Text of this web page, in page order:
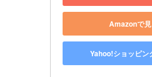
Amazonで
Yahoo!ショッピン